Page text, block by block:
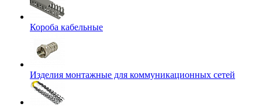
Короба кабельные
Изделия монтажные для коммуникационных сетей